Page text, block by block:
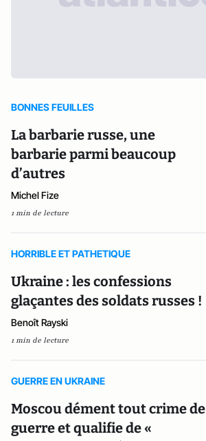
BONNES FEUILLES
La barbarie russe, une
barbarie parmi beaucoup
d’autres
Michel Fize
1 min de lecture
HORRIBLE ET PATHETIQUE
Ukraine : les confessions
glaçantes des soldats russes !
Benoît Rayski
1 min de lecture
GUERRE EN UKRAINE
Moscou dément tout crime de
guerre et qualifie de «